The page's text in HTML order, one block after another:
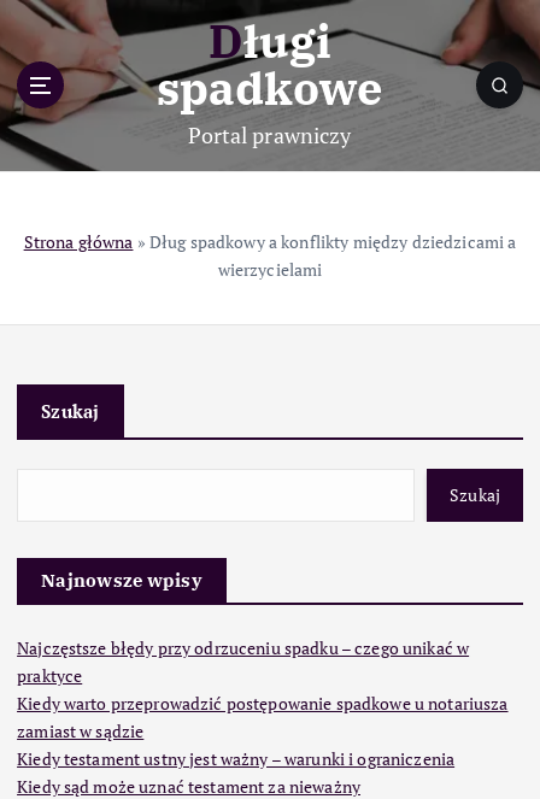
p
o
c
Długi
spadkowe
Portal prawniczy
Strona główna » Dług spadkowy a konflikty między dziedzicami a
wierzycielami
Szukaj
Szukaj
Najnowsze wpisy
Najczęstsze błędy przy odrzuceniu spadku – czego unikać w
praktyce
Kiedy warto przeprowadzić postępowanie spadkowe u notariusza
zamiast w sądzie
Kiedy testament ustny jest ważny – warunki i ograniczenia
Kiedy sąd może uznać testament za nieważny